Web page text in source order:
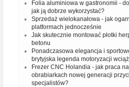
Folia aluminiowa w gastronomii -
jak ją dobrze wykorzystać?
Sprzedaż wielokanałowa - jak
platformach jednocześnie
Jak skutecznie montować płotki
betonu
Ponadczasowa elegancja i
brytyjska legenda motoryzacji
Frezer CNC Holandia - jak praca
obrabiarkach nowej generacji
specjalistów?